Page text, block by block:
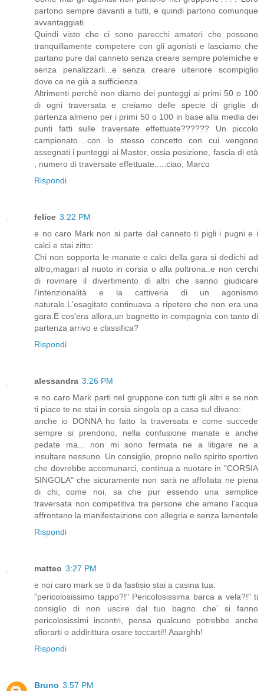
partono sempre davanti a tutti, e quindi partono comunque
avvantaggiati.
Quindi visto che ci sono parecchi amatori che possono
tranquillamente competere con gli agonisti e lasciamo che
partano pure dal canneto senza creare sempre polemiche e
senza penalizzarli...e senza creare ulteriore scompiglio
dove ce ne già a sufficienza.
Altrimenti perchè non diamo dei punteggi ai primi 50 o 100
di ogni traversata e creiamo delle specie di griglie di
partenza almeno per i primi 50 o 100 in base alla media dei
punti fatti sulle traversate effettuate?????? Un piccolo
campionato....con lo stesso concetto con cui vengono
assegnati i punteggi ai Master, ossia posizione, fascia di età
, numero di traversate effettuate.....ciao, Marco
Rispondi
felice 3:22 PM
e no caro Mark non si parte dal canneto ti pigli i pugni e i
calci e stai zitto:
Chi non sopporta le manate e calci della gara si dedichi ad
altro,magari al nuoto in corsia o alla poltrona..e non cerchi
di rovinare il divertimento di altri che sanno giudicare
l'intenzionalità e la cattiveria di un agonismo
naturale.L'esagitato continuava a ripetere che non era una
gara.E cos'era allora,un bagnetto in compagnia con tanto di
partenza arrivo e classifica?
Rispondi
alessandra 3:26 PM
e no caro Mark parti nel gruppone con tutti gli altri e se non
ti piace te ne stai in corsia singola op a casa sul divano:
anche io DONNA ho fatto la traversata e come succede
sempre si prendono, nella confusione manate e anche
pedate ma... non mi sono fermata ne a litigare ne a
insultare nessuno. Un consiglio, proprio nello spirito sportivo
che dovrebbe accomunarci, continua a nuotare in "CORSIA
SINGOLA" che sicuramente non sarà ne affollata ne piena
di chi, come noi, sa che pur essendo una semplice
traversata non competitiva tra persone che amano l'acqua
affrontano la manifestaizione con allegria e senza lamentele
Rispondi
matteo 3:27 PM
e noi caro mark se ti da fastisio stai a casina tua:
"pericolosissimo tappo?!" Pericolosissima barca a vela?!" ti
consiglio di non uscire dal tuo bagno che' si fanno
pericolosissimi incontri, pensa qualcuno potrebbe anche
sfiorarti o addirittura osare toccarti!! Aaarghh!
Rispondi
Bruno 3:57 PM